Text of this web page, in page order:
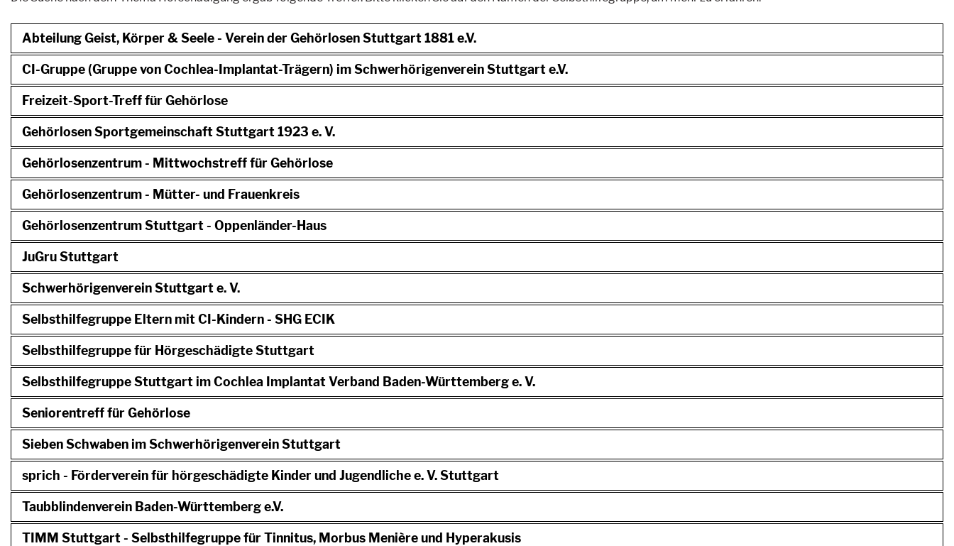
Abteilung Geist, Körper & Seele - Verein der Gehörlosen Stuttgart 1881 e.V.
CI-Gruppe (Gruppe von Cochlea-Implantat-Trägern) im Schwerhörigenverein Stuttgart e.V.
Freizeit-Sport-Treff für Gehörlose
Gehörlosen Sportgemeinschaft Stuttgart 1923 e. V.
Gehörlosenzentrum - Mittwochstreff für Gehörlose
Gehörlosenzentrum - Mütter- und Frauenkreis
Gehörlosenzentrum Stuttgart - Oppenländer-Haus
JuGru Stuttgart
Schwerhörigenverein Stuttgart e. V.
Selbsthilfegruppe Eltern mit CI-Kindern - SHG ECIK
Selbsthilfegruppe für Hörgeschädigte Stuttgart
Selbsthilfegruppe Stuttgart im Cochlea Implantat Verband Baden-Württemberg e. V.
Seniorentreff für Gehörlose
Sieben Schwaben im Schwerhörigenverein Stuttgart
sprich - Förderverein für hörgeschädigte Kinder und Jugendliche e. V. Stuttgart
Taubblindenverein Baden-Württemberg e.V.
TIMM Stuttgart - Selbsthilfegruppe für Tinnitus, Morbus Menière und Hyperakusis